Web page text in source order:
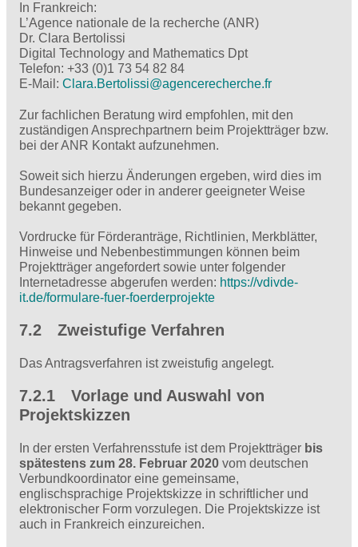
In Frankreich:
L’Agence nationale de la recherche (ANR)
Dr. Clara Bertolissi
Digital Technology and Mathematics Dpt
Telefon: +33 (0)1 73 54 82 84
E-Mail: Clara.Bertolissi@agencerecherche.fr
Zur fachlichen Beratung wird empfohlen, mit den
zuständigen Ansprechpartnern beim Projektträger bzw.
bei der ANR Kontakt aufzunehmen.
Soweit sich hierzu Änderungen ergeben, wird dies im
Bundesanzeiger oder in anderer geeigneter Weise
bekannt gegeben.
Vordrucke für Förderanträge, Richtlinien, Merkblätter,
Hinweise und Nebenbestimmungen können beim
Projektträger angefordert sowie unter folgender
Internetadresse abgerufen werden: https://vdivde-
it.de/formulare-fuer-foerderprojekte
7.2 Zweistufige Verfahren
Das Antragsverfahren ist zweistufig angelegt.
7.2.1 Vorlage und Auswahl von
Projektskizzen
In der ersten Verfahrensstufe ist dem Projektträger bis
spätestens zum 28. Februar 2020 vom deutschen
Verbundkoordinator eine gemeinsame,
englischsprachige Projektskizze in schriftlicher und
elektronischer Form vorzulegen. Die Projektskizze ist
auch in Frankreich einzureichen.